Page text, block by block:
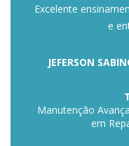
Excelente
e
JEFERSON
Manutenção
em